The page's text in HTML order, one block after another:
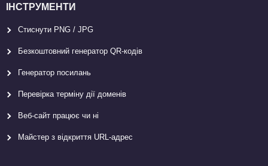
ІНСТРУМЕНТИ
Стиснути PNG / JPG
Безкоштовний генератор QR-кодів
Генератор посилань
Перевірка терміну дії доменів
Веб-сайт працює чи ні
Майстер з відкриття URL-aдрес